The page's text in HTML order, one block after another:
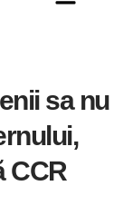
sa nu
CCR